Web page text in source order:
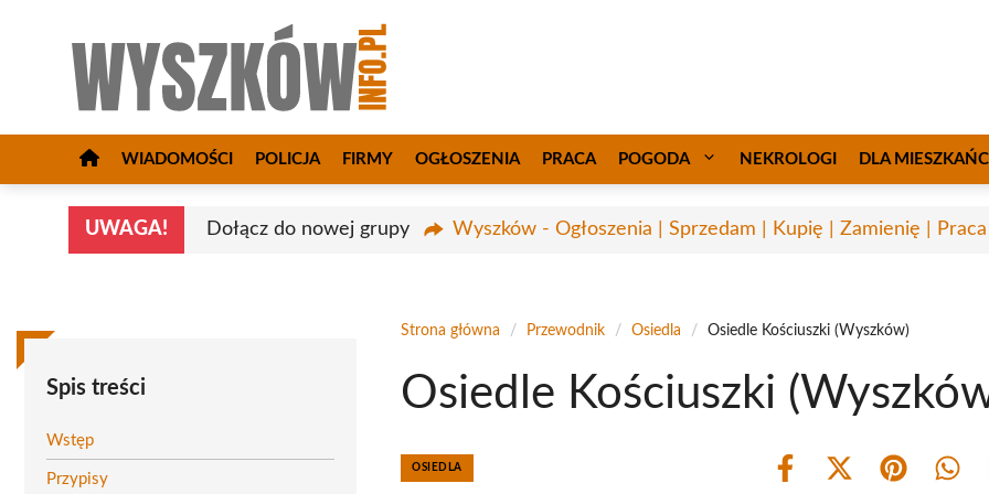
WIADOMOŚCI POLICJA FIRMY OGŁOSZENIA PRACA POGODA NEKROLOGI DLA
UWAGA! Dołącz do nowej grupy Wyszków - Ogłoszenia | Sprzedam | Kupię | Zamienię | Praca
Spis treści
Wstęp
Przypisy
Strona główna / Przewodnik / Osiedla / Osiedle Kościuszki (Wyszków)
Osiedle Kościuszki
OSIEDLA
Share
Share Share Share